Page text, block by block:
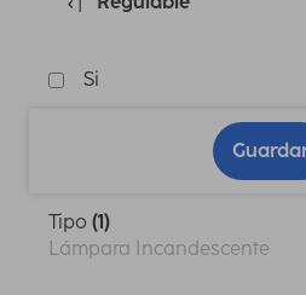
Si
Tipo (1)
Lámpara Incandescente